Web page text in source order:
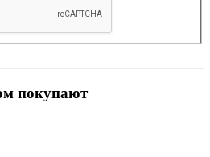
покупают